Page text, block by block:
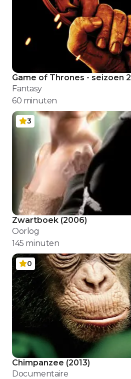
Game of Thrones - seizoen 2
Fantasy
60 minuten
3
Zwartboek (2006)
Oorlog
145 minuten
0
Chimpanzee (2013)
Documentaire